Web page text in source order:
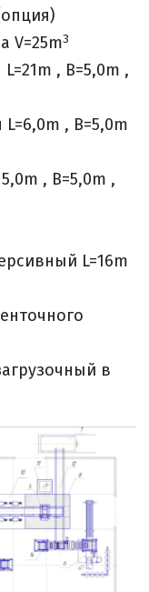
V=25m3
, B=5,0m ,
, B=5,0m
, B=5,0m ,
L=16m
в